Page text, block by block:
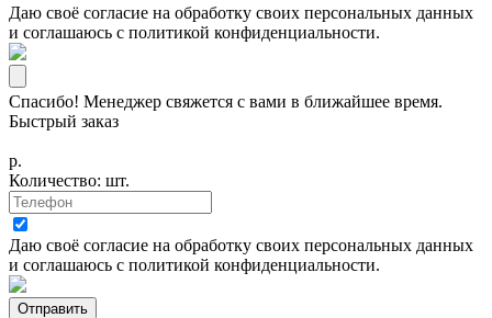
Даю своё согласие на обработку своих персональных данных
и соглашаюсь с политикой конфиденциальности.
Спасибо! Менеджер свяжется с вами в ближайшее время.
Быстрый заказ
р.
Количество: шт.
Даю своё согласие на обработку своих персональных данных
и соглашаюсь с политикой конфиденциальности.